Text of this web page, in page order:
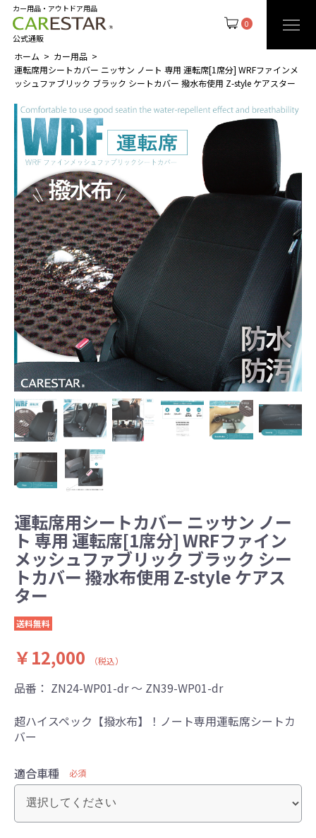
0
カー用品・アウトドア用品
公式通販
ホーム
カー用品
運転席用シートカバー ニッサン ノート 専用 運転席[1席分] WRFファインメ
ッシュファブリック ブラック シートカバー 撥水布使用 Z-style ケアスター
運転席用シートカバー ニッサン ノー
ト 専用 運転席[1席分] WRFファイン
メッシュファブリック ブラック シー
トカバー 撥水布使用 Z-style ケアス
ター
送料無料
￥12,000 （税込）
品番： ZN24-WP01-dr ～ ZN39-WP01-dr
超ハイスペック【撥水布】！ノート専用運転席シートカ
バー
適合車種 必須